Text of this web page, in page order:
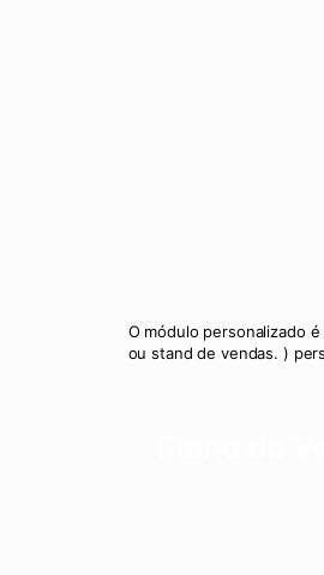
O módulo personalizado
ou stand de vendas. )